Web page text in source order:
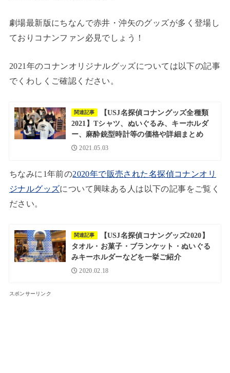
劇場最新版にちなんで赤井・沖矢のグッズが多く登場し
ておりコナンファン必見でしょう！
2021年のコナンオリジナルグッズについては以下の記事
でくわしくご確認ください。
関連記事
【USJ名探偵コナングッズ全種類
2021】Tシャツ、ぬいぐるみ、キーホルダ
ー、麻酔銃型時計等の価格や詳細まとめ
2021.05.03
ちなみに1年前の2020年で販売された名探偵コナンオリ
ジナルグッズについて興味ある人は以下の記事をご覧く
ださい。
関連記事
【USJ名探偵コナングッズ2020】
タオル・お菓子・ブランケット・ぬいぐる
みキーホルダーなどを一挙ご紹介
2020.02.18
スポンサーリンク